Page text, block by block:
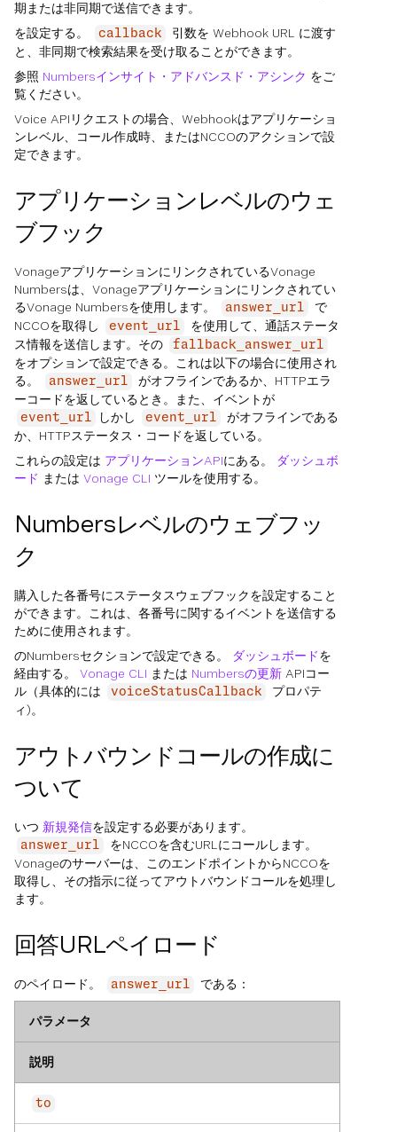
期または非同期で送信できます。
を設定する。
callback
引数を Webhook URL に渡す
と、非同期で検索結果を受け取ることができます。
参照 Numbersインサイト・アドバンスド・アシンク をご
覧ください。
Voice APIリクエストの場合、Webhookはアプリケーショ
ンレベル、コール作成時、またはNCCOのアクションで設
定できます。
アプリケーションレベルのウェ
ブフック
VonageアプリケーションにリンクされているVonage
Numbersは、Vonageアプリケーションにリンクされてい
るVonage Numbersを使用します。
answer_url
で
NCCOを取得し
event_url
を使用して、通話ステータ
ス情報を送信します。その
fallback_answer_url
をオプションで設定できる。これは以下の場合に使用され
る。
answer_url
がオフラインであるか、HTTPエラ
ーコードを返しているとき。また、イベントが
event_url しかし event_url
がオフラインである
か、HTTPステータス・コードを返している。
これらの設定は アプリケーションAPIにある。
ダッシュボ
ード または Vonage CLI ツールを使用する。
Numbersレベルのウェブフッ
ク
購入した各番号にステータスウェブフックを設定すること
ができます。これは、各番号に関するイベントを送信する
ために使用されます。
のNumbersセクションで設定できる。
ダッシュボードを
経由する。 Vonage CLI または Numbersの更新 APIコー
ル（具体的には
voiceStatusCallback
プロパテ
ィ)。
アウトバウンドコールの作成に
ついて
いつ 新規発信を設定する必要があります。
answer_url
をNCCOを含むURLにコールします。
Vonageのサーバーは、このエンドポイントからNCCOを
取得し、その指示に従ってアウトバウンドコールを処理し
ます。
回答URLペイロード
のペイロード。 answer_url である：
パラメータ
説明
to